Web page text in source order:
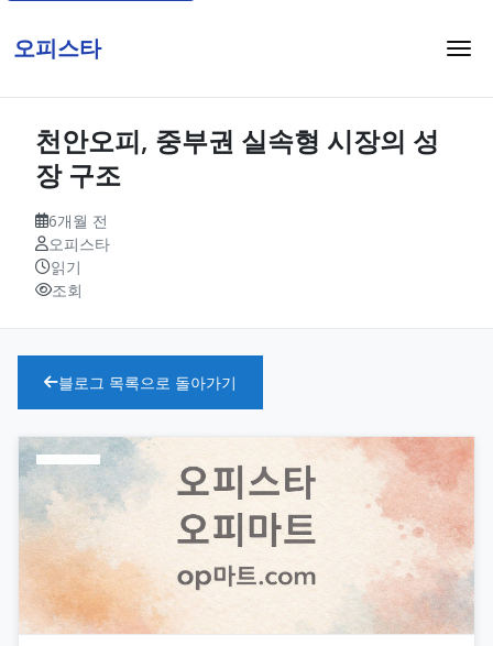
오피스타
천안오피, 중부권 실속형 시장의 성
장 구조
6개월 전
오피스타
읽기
조회
블로그 목록으로 돌아가기